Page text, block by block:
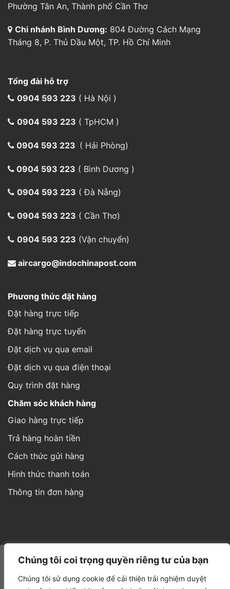
Chúng tôi coi trọng quyền riêng tư của bạn
Chúng tôi sử dụng cookie để cải thiện trải nghiệm duyệt
Phường Tân An, Thành phố Cần Thơ
Chi nhánh Bình Dương: 804 Đường Cách Mạng
Tháng 8, P. Thủ Dầu Một, TP. Hồ Chí Minh
Tổng đài hỗ trợ
0904 593 223 ( Hà Nội )
0904 593 223 ( TpHCM )
0904 593 223 ( Hải Phòng)
0904 593 223 ( Bình Dương )
0904 593 223 ( Đà Nẵng)
0904 593 223 ( Cần Thơ)
0904 593 223 (Vận chuyển)
aircargo@indochinapost.com
Phương thức đặt hàng
Đặt hàng trực tiếp
Đặt hàng trực tuyến
Đặt dịch vụ qua email
Đặt dịch vụ qua điện thoại
Quy trình đặt hàng
Chăm sóc khách hàng
Giao hàng trực tiếp
Trả hàng hoàn tiền
Cách thức gửi hàng
Hình thức thanh toán
Thông tin đơn hàng
Website được thiết kế và phát triển bởi IT Á Châu Media